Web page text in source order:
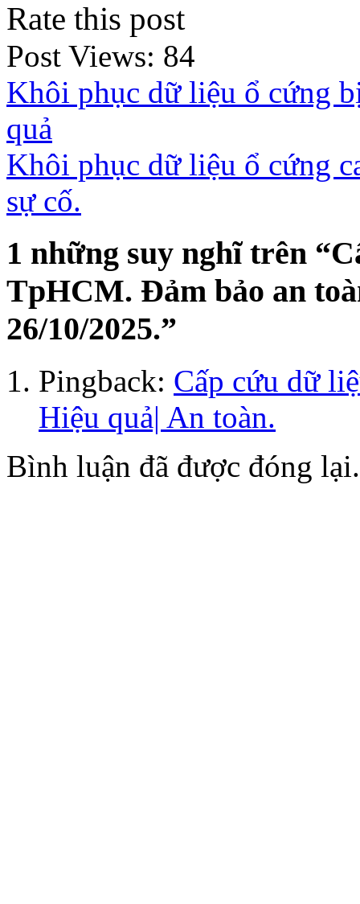
Rate this post
Post Views: 84
Khôi phục dữ liệu ổ cứng
quả
Khôi phục dữ liệu ổ cứng
sự cố.
1 những suy nghĩ trên “
TpHCM. Đảm bảo an
26/10/2025.”
Pingback: Cấp cứu dữ
Hiệu quả| An toàn.
Bình luận đã được đóng lại.